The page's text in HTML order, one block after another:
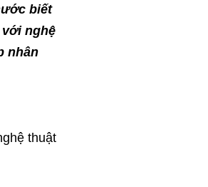
biết
nghệ
nhân
thuật